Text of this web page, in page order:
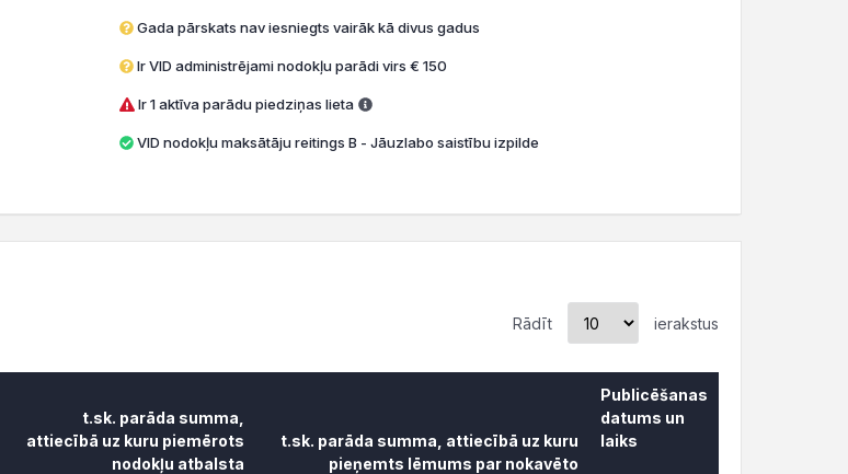
Gada pārskats nav iesniegts vairāk kā divus gadus
Ir VID administrējami nodokļu parādi virs € 150
Ir 1 aktīva parādu piedziņas lieta
VID nodokļu maksātāju reitings B - Jāuzlabo saistību izpilde
Rādīt ierakstus
t.sk. parāda summa,
attiecībā uz kuru piemērots
nodokļu atbalsta
t.sk. parāda summa, attiecībā uz kuru
pieņemts lēmums par nokavēto
Publicēšanas
datums un
laiks